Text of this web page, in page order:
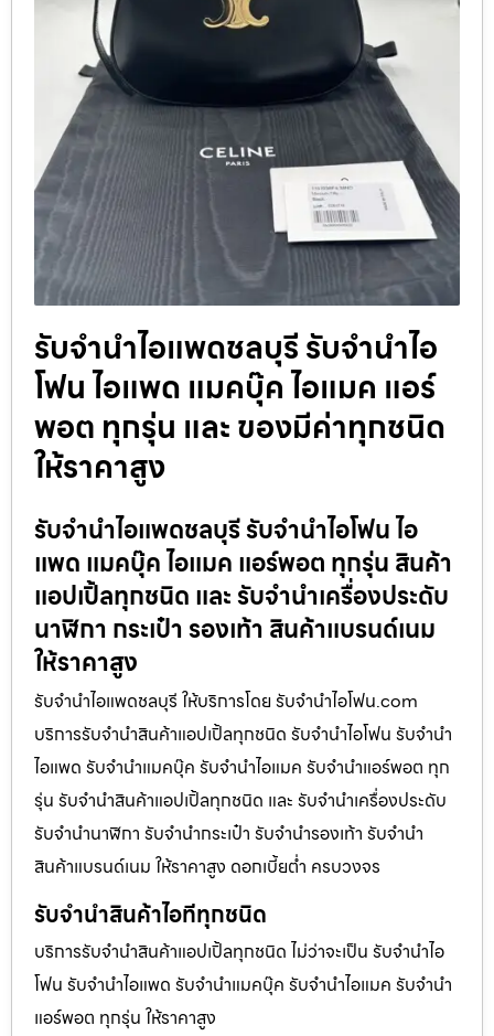
รับจำนำไอแพดชลบุรี รับจำนำไอ
โฟน ไอแพด แมคบุ๊ค ไอแมค แอร์
พอต ทุกรุ่น และ ของมีค่าทุกชนิด
ให้ราคาสูง
รับจำนำไอแพดชลบุรี รับจำนำไอโฟน ไอ
แพด แมคบุ๊ค ไอแมค แอร์พอต ทุกรุ่น สินค้า
แอปเปิ้ลทุกชนิด และ รับจำนำเครื่องประดับ
นาฬิกา กระเป๋า รองเท้า สินค้าแบรนด์เนม
ให้ราคาสูง
รับจำนำไอแพดชลบุรี ให้บริการโดย รับจํานําไอโฟน.com
บริการรับจำนำสินค้าแอปเปิ้ลทุกชนิด รับจำนำไอโฟน รับจำนำ
ไอแพด รับจำนำแมคบุ๊ค รับจำนำไอแมค รับจำนำแอร์พอต ทุก
รุ่น รับจำนำสินค้าแอปเปิ้ลทุกชนิด และ รับจำนำเครื่องประดับ
รับจำนำนาฬิกา รับจำนำกระเป๋า รับจำนำรองเท้า รับจำนำ
สินค้าแบรนด์เนม ให้ราคาสูง ดอกเบี้ยต่ำ ครบวงจร
รับจำนำสินค้าไอทีทุกชนิด
บริการรับจำนำสินค้าแอปเปิ้ลทุกชนิด ไม่ว่าจะเป็น รับจำนำไอ
โฟน รับจำนำไอแพด รับจำนำแมคบุ๊ค รับจำนำไอแมค รับจำนำ
แอร์พอต ทุกรุ่น ให้ราคาสูง